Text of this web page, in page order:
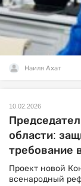
Наиля Ахат
10.02.2026
области:
требование
Проект новой
всенародный